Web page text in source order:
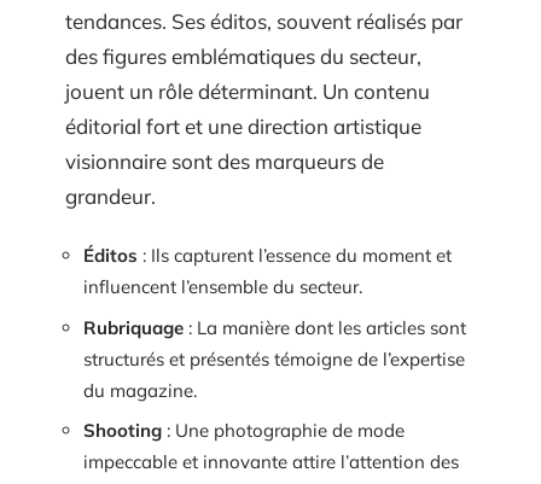
tendances. Ses éditos, souvent réalisés par
des figures emblématiques du secteur,
jouent un rôle déterminant. Un contenu
éditorial fort et une direction artistique
visionnaire sont des marqueurs de
grandeur.
Éditos : Ils capturent l’essence du moment et
influencent l’ensemble du secteur.
Rubriquage : La manière dont les articles sont
structurés et présentés témoigne de l’expertise
du magazine.
Shooting : Une photographie de mode
impeccable et innovante attire l’attention des